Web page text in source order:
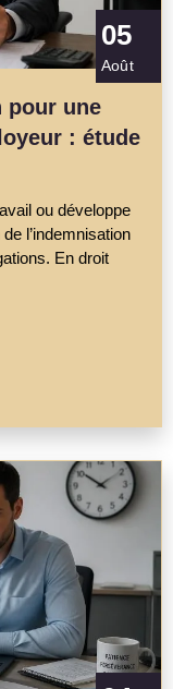
05
Août
pour une
: étude
ou développe
l’indemnisation
En droit